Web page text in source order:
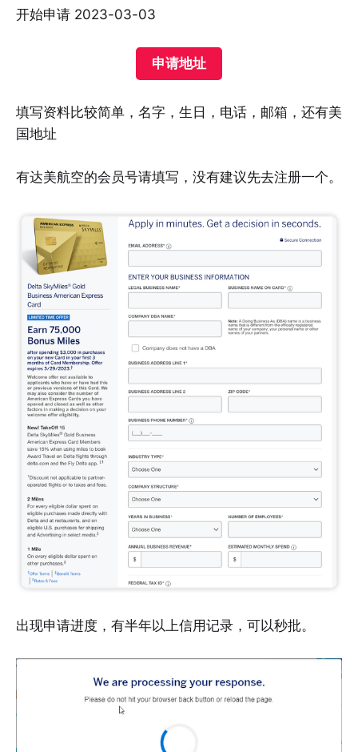
开始申请 2023-03-03
申请地址
填写资料比较简单，名字，生日，电话，邮箱，还有美
国地址
有达美航空的会员号请填写，没有建议先去注册一个。
出现申请进度，有半年以上信用记录，可以秒批。